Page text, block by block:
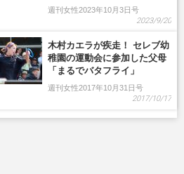
週刊女性2023年10月3日号
2023/9/20
木村カエラが疾走！ セレブ幼
稚園の運動会に参加した父母
「まるでバタフライ」
週刊女性2017年10月31日号
2017/10/17